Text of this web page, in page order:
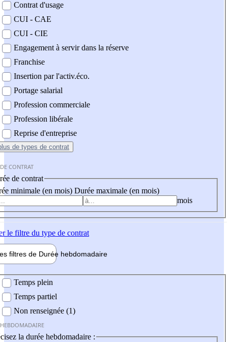
Contrat d'usage
CUI - CAE
CUI - CIE
Engagement à servir dans la réserve
Franchise
Insertion par l'activ.éco.
Portage salarial
Profession commerciale
Profession libérale
Reprise d'entreprise
de types de contrat
CONTRAT
de contrat
minimale (en mois) Durée maximale (en mois)
mois
le filtre du type de contrat
filtres de Durée hebdomadaire
Temps plein
Temps partiel
Non renseignée (1)
la durée hebdomadaire :